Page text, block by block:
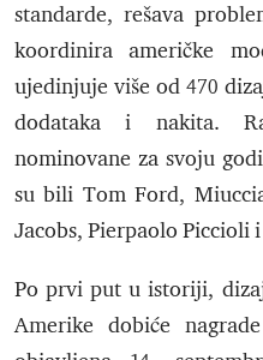
standarde, rešava
koordinira američke
ujedinjuje više od 470
dodataka i nakita.
nominovane za svoju
su bili Tom Ford,
Jacobs, Pierpaolo Piccioli
Po prvi put u istoriji,
Amerike dobiće